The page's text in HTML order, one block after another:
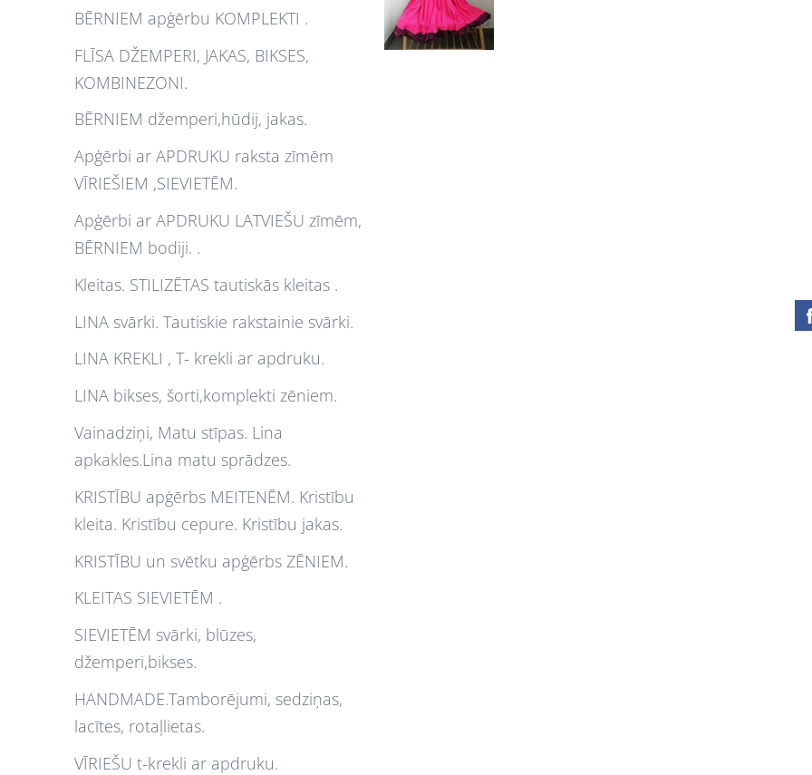
BĒRNIEM apģērbu KOMPLEKTI .
FLĪSA DŽEMPERI, JAKAS, BIKSES,
KOMBINEZONI.
BĒRNIEM džemperi,hūdij, jakas.
Apģērbi ar APDRUKU raksta zīmēm
VĪRIEŠIEM ,SIEVIETĒM.
Apģērbi ar APDRUKU LATVIEŠU zīmēm,
BĒRNIEM bodiji. .
Kleitas. STILIZĒTAS tautiskās kleitas .
LINA svārki. Tautiskie rakstainie svārki.
LINA KREKLI , T- krekli ar apdruku.
LINA bikses, šorti,komplekti zēniem.
Vainadziņi, Matu stīpas. Lina
apkakles.Lina matu sprādzes.
KRISTĪBU apģērbs MEITENĒM. Kristību
kleita. Kristību cepure. Kristību jakas.
KRISTĪBU un svētku apģērbs ZĒNIEM.
KLEITAS SIEVIETĒM .
SIEVIETĒM svārki, blūzes,
džemperi,bikses.
HANDMADE.Tamborējumi, sedziņas,
lacītes, rotaļlietas.
VĪRIEŠU t-krekli ar apdruku.